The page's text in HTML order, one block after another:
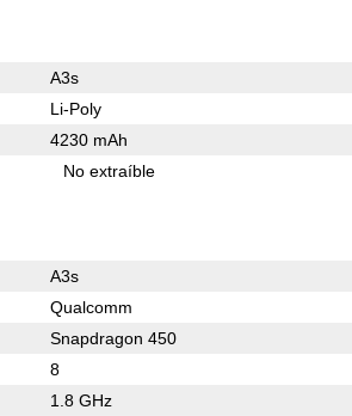
A3s
Li-Poly
4230 mAh
No extraíble
A3s
Qualcomm
Snapdragon 450
8
1.8 GHz